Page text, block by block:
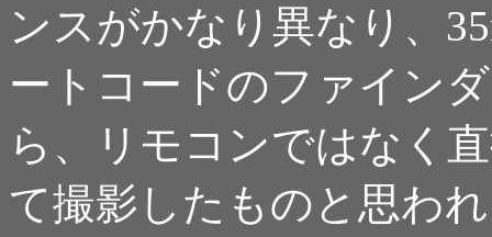
ンスがかなり異なり、
ートコードのファイン
ら、リモコンではなく
て撮影したものと思わ